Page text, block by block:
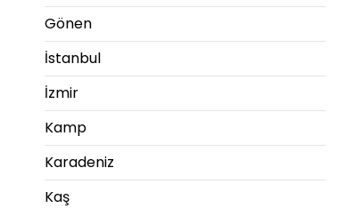
Gönen
İstanbul
İzmir
Kamp
Karadeniz
Kaş